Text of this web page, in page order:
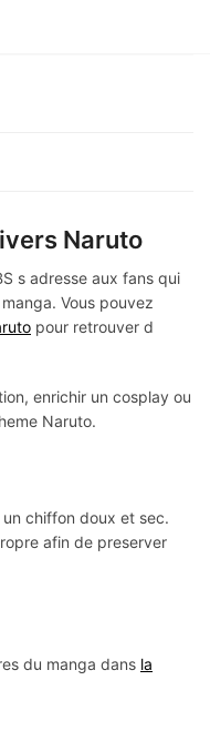
Naruto
s adresse aux fans qui
Vous pouvez
pour retrouver d
enrichir un cosplay ou
Naruto.
chiffon doux et sec.
afin de preserver
du manga dans la